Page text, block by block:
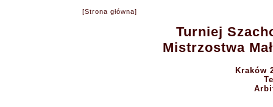
[Strona główna]
Turniej
Mistrzostwa
Kraków